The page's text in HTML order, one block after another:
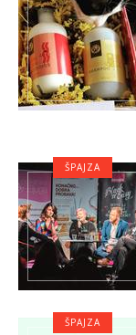
ŠPAJZA
ŠPAJZA